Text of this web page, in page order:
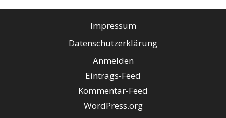
Impressum
Datenschutzerklärung
Anmelden
Eintrags-Feed
Kommentar-Feed
WordPress.org